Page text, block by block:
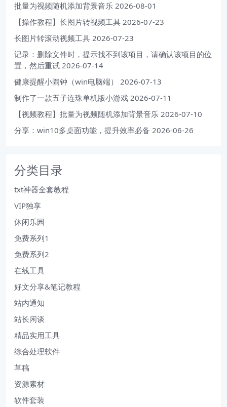
批量为视频随机添加背景音乐 2026-08-01
【操作教程】长图片转视频工具 2026-07-23
长图片转滚动视频工具 2026-07-23
记录：删除文件时，提示找不到该项目，请确认该项目的位
置，然后重试 2026-07-14
健康提醒小闹钟（win电脑端）
2026-07-13
制作了一款五子连珠单机版小游戏 2026-07-11
【视频教程】批量为视频随机添加背景音乐 2026-07-10
分享：win10多桌面功能，提升效率必备 2026-06-26
分类目录
txt神器全套教程
VIP独享
休闲乐园
免费系列1
免费系列2
在线工具
好文分享&笔记教程
站内通知
站长闲谈
精品实用工具
综合处理软件
草稿
资源素材
软件套装